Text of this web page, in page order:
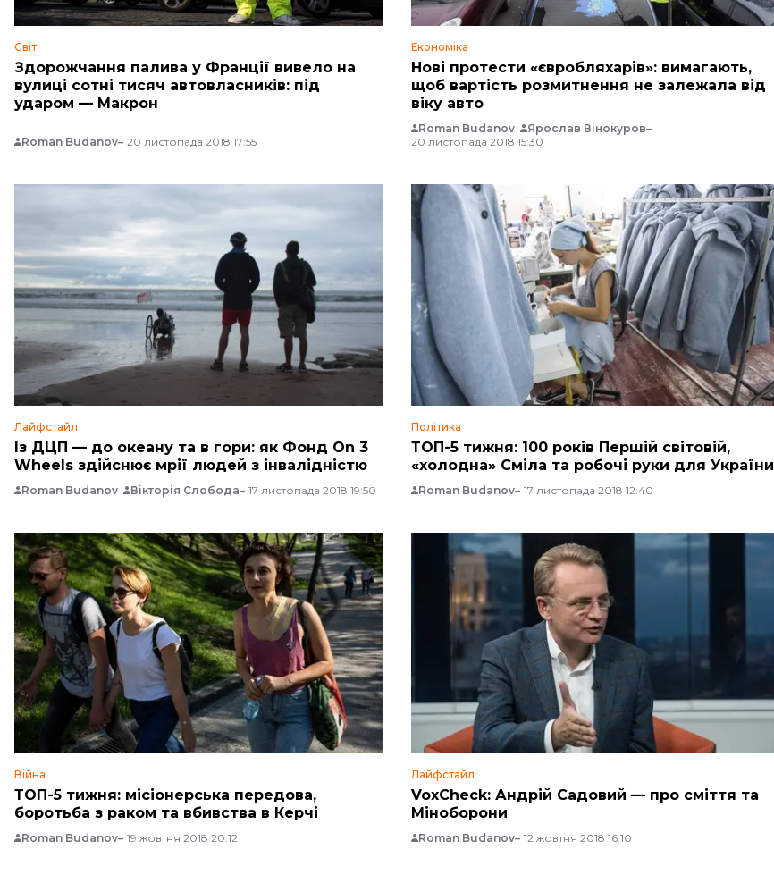
Світ
Здорожчання палива у Франції вивело на
вулиці сотні тисяч автовласників: під
ударом — Макрон
Roman Budanov 20 листопада 2018 17:55
Економіка
Нові протести «євробляхарів»: вимагають,
щоб вартість розмитнення не залежала від
віку авто
Roman Budanov
Ярослав Вінокуров
20 листопада 2018 15:30
Лайфстайл
Із ДЦП — до океану та в гори: як Фонд On 3
Wheels здійснює мрії людей з інвалідністю
Roman Budanov Вікторія Слобода 17 листопада 2018 19:50
Політика
ТОП-5 тижня: 100 років Першій світовій,
«холодна» Сміла та робочі руки для України
Roman Budanov 17 листопада 2018 12:40
Війна
ТОП-5 тижня: місіонерська передова,
боротьба з раком та вбивства в Керчі
Roman Budanov 19 жовтня 2018 20:12
Лайфстайл
VoxCheck: Андрій Садовий — про сміття та
Міноборони
Roman Budanov 12 жовтня 2018 16:10